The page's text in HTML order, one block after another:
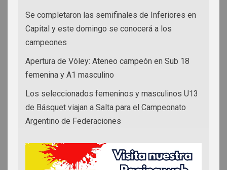
Se completaron las semifinales de Inferiores en
Capital y este domingo se conocerá a los
campeones
Apertura de Vóley: Ateneo campeón en Sub 18
femenina y A1 masculino
Los seleccionados femeninos y masculinos U13
de Básquet viajan a Salta para el Campeonato
Argentino de Federaciones